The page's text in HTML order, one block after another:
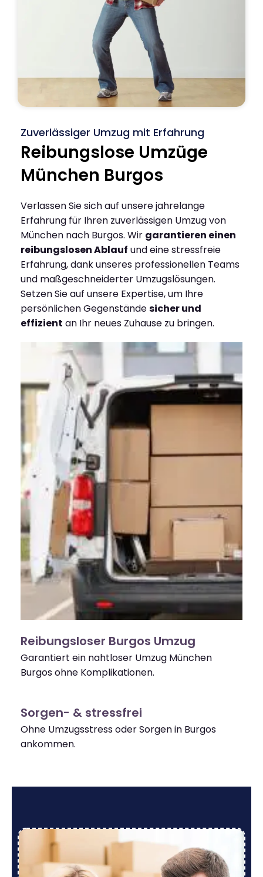
Zuverlässiger Umzug mit Erfahrung
Reibungslose Umzüge
München Burgos
Verlassen Sie sich auf unsere jahrelange
Erfahrung für Ihren zuverlässigen Umzug von
München nach Burgos. Wir garantieren einen
reibungslosen Ablauf und eine stressfreie
Erfahrung, dank unseres professionellen Teams
und maßgeschneiderter Umzugslösungen.
Setzen Sie auf unsere Expertise, um Ihre
persönlichen Gegenständesicher und
effizient an Ihr neues Zuhause zu bringen.
Reibungsloser Burgos Umzug
Garantiert ein nahtloser Umzug München
Burgos ohne Komplikationen.
Sorgen- & stressfrei
Ohne Umzugsstress oder Sorgen in Burgos
ankommen.